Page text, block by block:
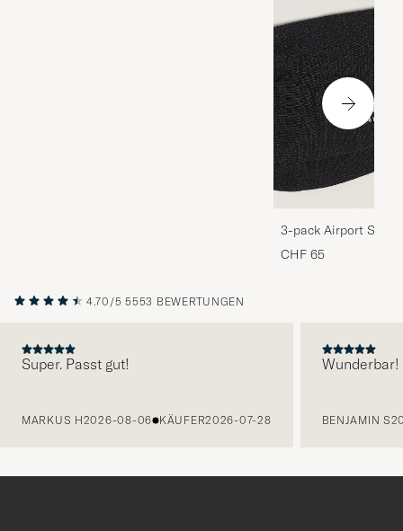
3-pack Airport
Melange
CHF 65
4.70/5 5553 BEWERTUNGEN
Super. Passt gut!
MARKUS H2026-08-06 KÄUFER2026-07-28
Wunderbar!
BENJAMIN S